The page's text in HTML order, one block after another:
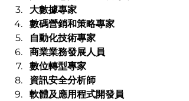
大數據專家
數碼營銷和策略專家
自動化技術專家
商業業務發展人員
數位轉型專家
資訊安全分析師
軟體及應用程式開發員